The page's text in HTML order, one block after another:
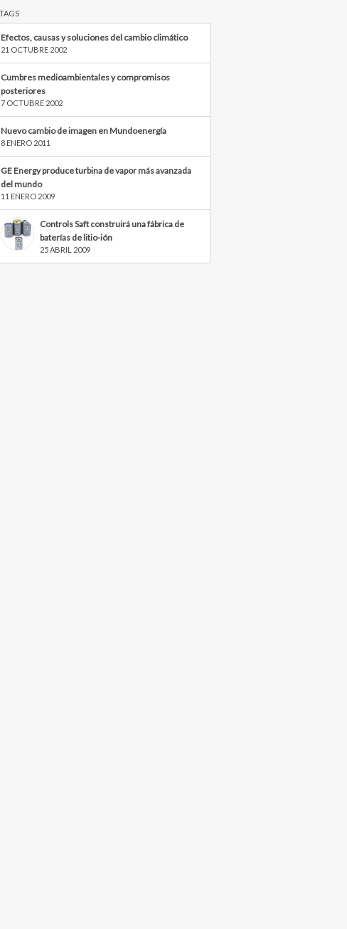
TAGS
Efectos, causas y soluciones del cambio climático
21 OCTUBRE 2002
Cumbres medioambientales y compromisos
posteriores
7 OCTUBRE 2002
Nuevo cambio de imagen en Mundoenergía
8 ENERO 2011
GE Energy produce turbina de vapor más avanzada
del mundo
11 ENERO 2009
Controls Saft construirá una fábrica de
baterías de litio-ión
25 ABRIL 2009